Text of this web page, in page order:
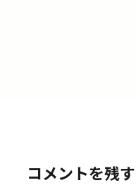
コメントを残す